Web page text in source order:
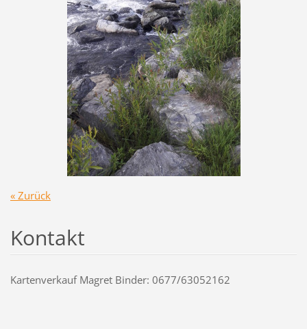
« Zurück
Kontakt
Kartenverkauf Magret Binder: 0677/63052162